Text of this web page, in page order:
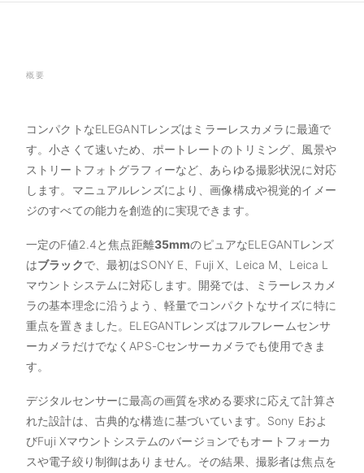
概要
コンパクトなELEGANTレンズはミラーレスカメラに最適で
す。小さくて速いため、ポートレートのトリミング、風景や
ストリートフォトグラフィーなど、あらゆる撮影状況に対応
します。マニュアルレンズにより、画像構成や視覚的イメー
ジのすべての能力を創造的に実現できます。
一定のF値2.4と焦点距離35mmのピュアなELEGANTレンズ
はブラックで、最初はSONY E、Fuji X、Leica M、Leica L
マウントシステムに対応します。開発では、ミラーレスカメ
ラの基本理念に沿うよう、軽量でコンパクトなサイズに特に
重点を置きました。ELEGANTレンズはフルフレームセンサ
ーカメラだけでなくAPS-Cセンサーカメラでも使用できま
す。
デジタルセンサーに最高の画質を求める要求に応えて計算さ
れた設計は、古典的な構造に基づいています。Sony Eおよ
びFuji Xマウントシステムのバージョンでもオートフォーカ
スや電子絞り制御はありません。その結果、撮影者は焦点を